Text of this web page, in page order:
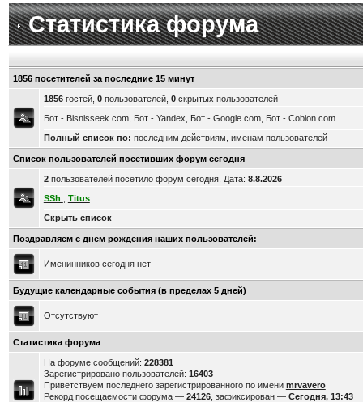
Статистика форума
1856 посетителей за последние 15 минут
1856гостей, 0пользователей, 0скрытых пользователей
Бот - Bisnisseek.com, Бот - Yandex, Бот - Google.com, Бот - Cobion.com
Полный список по: последним действиям именам пользователей
Список пользователей посетивших форум сегодня
2пользователей посетило форум сегодня. Дата: 8.8.2026
SSh
Titus
Скрыть список
Поздравляем с днем рождения наших пользователей:
Именинников сегодня нет
Будущие календарные события (в пределах 5 дней)
Отсутствуют
Статистика форума
На форуме сообщений: 228381
Зарегистрировано пользователей: 16403
Приветствуем последнего зарегистрированного по имени mrvavero
Рекорд посещаемости форума — 24126, зафиксирован — Сегодня, 13:43